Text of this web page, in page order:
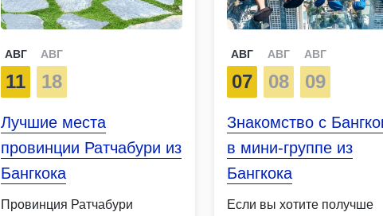
АВГ
11
АВГ
18
Лучшие места
провинции Ратчабури из
Бангкока
Провинция Ратчабури
АВГ
07
АВГ
08
АВГ
09
Знакомство с
в мини-группе из
Бангкока
Если вы хотите получше